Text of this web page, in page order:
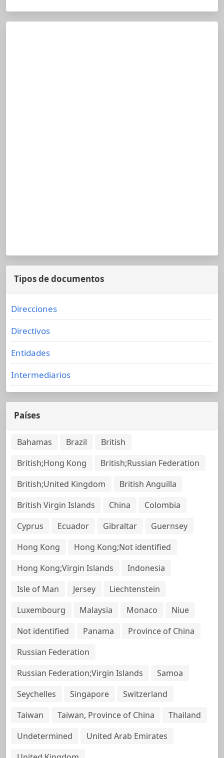
Tipos de documentos
Direcciones
Directivos
Entidades
Intermediarios
Países
Bahamas Brazil
British
British;Hong Kong
British;Russian Federation
British;United Kingdom
British Anguilla
British Virgin Islands
China
Colombia
Cyprus
Ecuador Gibraltar
Guernsey
Hong Kong
Hong Kong;Not identified
Hong Kong;Virgin Islands
Indonesia
Isle of Man
Jersey
Liechtenstein
Luxembourg
Malaysia Monaco
Niue
Not identified
Panama
Province of China
Russian Federation
Russian Federation;Virgin Islands
Samoa
Seychelles
Singapore
Switzerland
Taiwan
Taiwan, Province of China
Thailand
Undetermined
United Arab Emirates